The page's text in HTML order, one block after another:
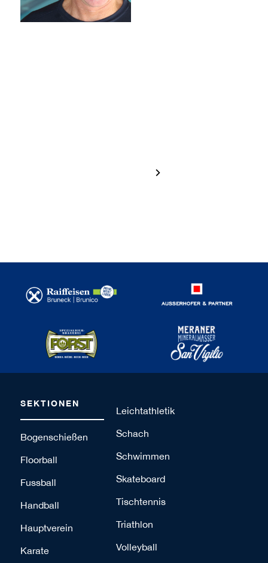
Hannah
Brugger
SEKTIONEN
Bogenschießen
Floorball
Fussball
Handball
Hauptverein
Karate
Leichtathletik
Schach
Schwimmen
Skateboard
Tischtennis
Triathlon
Volleyball